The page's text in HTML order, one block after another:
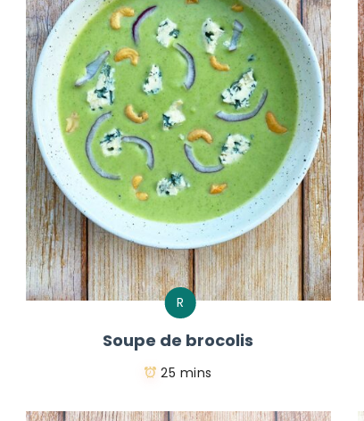
R
Soupe de brocolis
25 mins